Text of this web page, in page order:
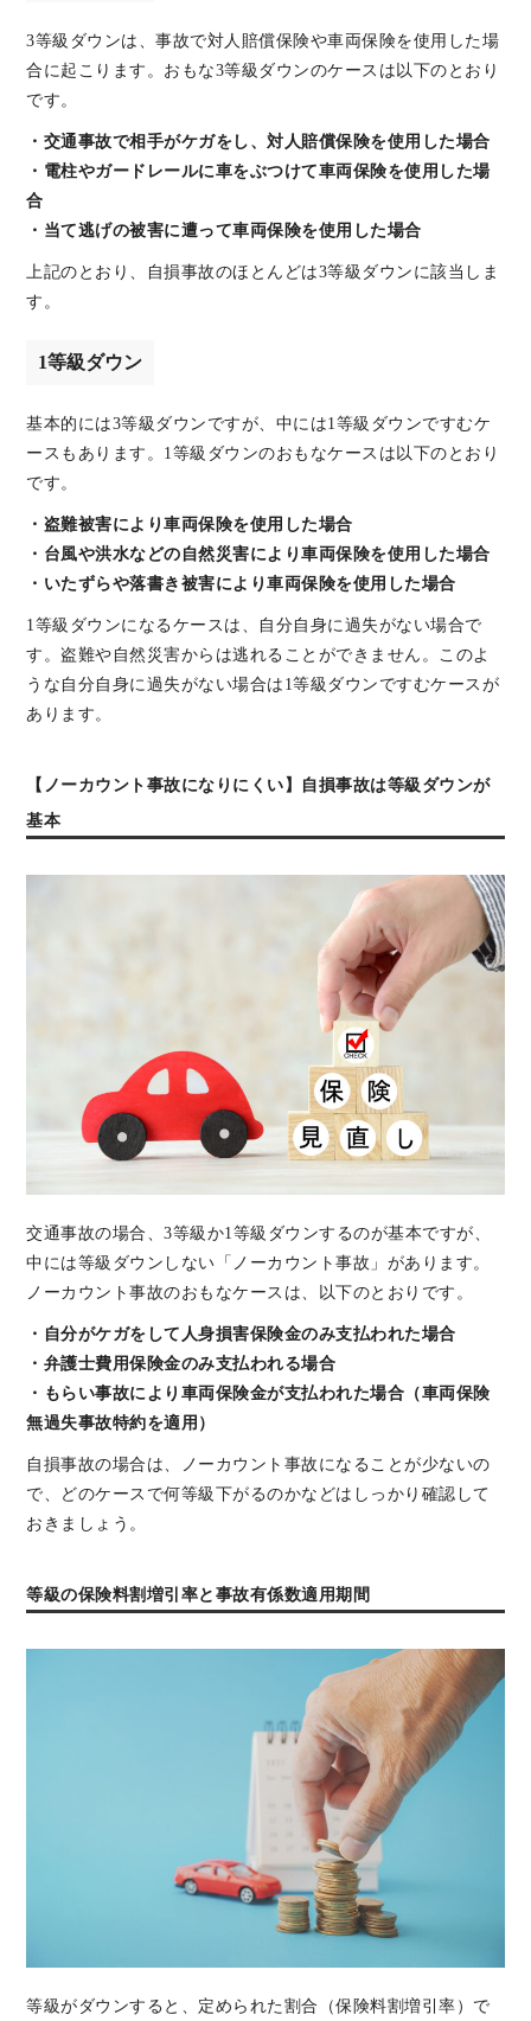
3等級ダウンは、事故で対人賠償保険や車両保険を使用した場
合に起こります。おもな3等級ダウンのケースは以下のとおり
です。
・交通事故で相手がケガをし、対人賠償保険を使用した場合
・電柱やガードレールに車をぶつけて車両保険を使用した場
合
・当て逃げの被害に遭って車両保険を使用した場合
上記のとおり、自損事故のほとんどは3等級ダウンに該当しま
す。
1等級ダウン
基本的には3等級ダウンですが、中には1等級ダウンですむケ
ースもあります。1等級ダウンのおもなケースは以下のとおり
です。
・盗難被害により車両保険を使用した場合
・台風や洪水などの自然災害により車両保険を使用した場合
・いたずらや落書き被害により車両保険を使用した場合
1等級ダウンになるケースは、自分自身に過失がない場合で
す。盗難や自然災害からは逃れることができません。このよ
うな自分自身に過失がない場合は1等級ダウンですむケースが
あります。
【ノーカウント事故になりにくい】自損事故は等級ダウンが
基本
交通事故の場合、3等級か1等級ダウンするのが基本ですが、
中には等級ダウンしない「ノーカウント事故」があります。
ノーカウント事故のおもなケースは、以下のとおりです。
・自分がケガをして人身損害保険金のみ支払われた場合
・弁護士費用保険金のみ支払われる場合
・もらい事故により車両保険金が支払われた場合（車両保険
無過失事故特約を適用）
自損事故の場合は、ノーカウント事故になることが少ないの
で、どのケースで何等級下がるのかなどはしっかり確認して
おきましょう。
等級の保険料割増引率と事故有係数適用期間
等級がダウンすると、定められた割合（保険料割増引率）で